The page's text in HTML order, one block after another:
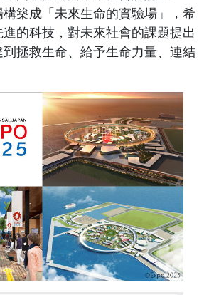
築成「未來生命的實驗場」，希
的科技，對未來社會的課題提出
拯救生命、給予生命力量、連結